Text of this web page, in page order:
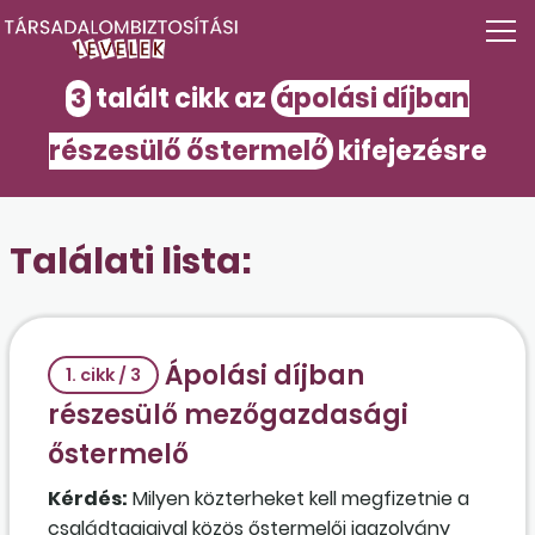
3 talált cikk az ápolási díjban
részesülő őstermelőkifejezésre
Találati lista:
1. cikk / 3
Ápolási díjban
részesülő mezőgazdasági
őstermelő
Kérdés: Milyen közterheket kell megfizetnie a
családtagjaival közös őstermelői igazolvány